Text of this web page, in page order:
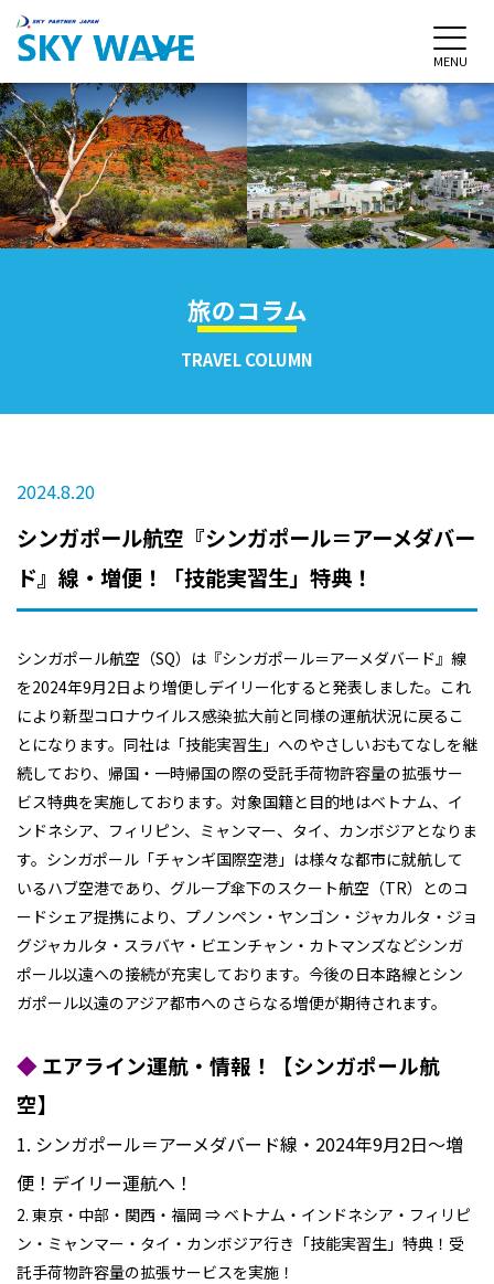
MENU
旅のコラム
TRAVEL COLUMN
2024.8.20
シンガポール航空『シンガポール＝アーメダバー
ド』線・増便！「技能実習生」特典！
シンガポール航空（SQ）は『シンガポール＝アーメダバード』線
を2024年9月2日より増便しデイリー化すると発表しました。これ
により新型コロナウイルス感染拡大前と同様の運航状況に戻るこ
とになります。同社は「技能実習生」へのやさしいおもてなしを継
続しており、帰国・一時帰国の際の受託手荷物許容量の拡張サー
ビス特典を実施しております。対象国籍と目的地はベトナム、イ
ンドネシア、フィリピン、ミャンマー、タイ、カンボジアとなりま
す。シンガポール「チャンギ国際空港」は様々な都市に就航して
いるハブ空港であり、グループ傘下のスクート航空（TR）とのコ
ードシェア提携により、プノンペン・ヤンゴン・ジャカルタ・ジョ
グジャカルタ・スラバヤ・ビエンチャン・カトマンズなどシンガ
ポール以遠への接続が充実しております。今後の日本路線とシン
ガポール以遠のアジア都市へのさらなる増便が期待されます。
◆エアライン運航・情報！【シンガポール航
空】
1. シンガポール＝アーメダバード線・2024年9月2日～増
便！デイリー運航へ！
2. 東京・中部・関西・福岡 ⇒ ベトナム・インドネシア・フィリピ
ン・ミャンマー・タイ・カンボジア行き「技能実習生」特典！受
託手荷物許容量の拡張サービスを実施！